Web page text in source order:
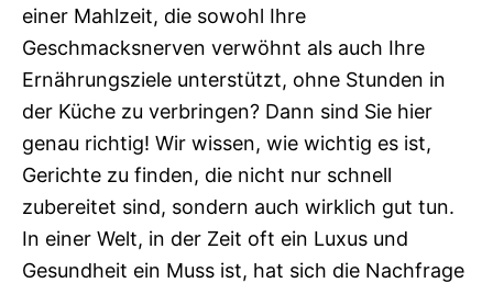
einer Mahlzeit, die sowohl Ihre
Geschmacksnerven verwöhnt als auch Ihre
Ernährungsziele unterstützt, ohne Stunden in
der Küche zu verbringen? Dann sind Sie hier
genau richtig! Wir wissen, wie wichtig es ist,
Gerichte zu finden, die nicht nur schnell
zubereitet sind, sondern auch wirklich gut tun.
In einer Welt, in der Zeit oft ein Luxus und
Gesundheit ein Muss ist, hat sich die Nachfrage